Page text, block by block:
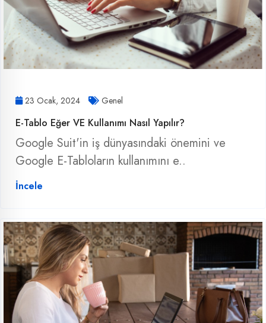
23 Ocak, 2024 Genel
E-Tablo Eğer VE Kullanımı Nasıl Yapılır?
Google Suit'in iş dünyasındaki önemini ve
Google E-Tabloların kullanımını e..
İncele